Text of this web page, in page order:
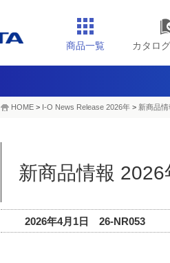
商品一覧 カタロ
HOME > I-O News Release 2026年 > 新商品
新商品情報 2026
2026年4月1日 26-NR053